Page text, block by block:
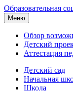
Образовательная
Меню
Обзор
Детский
Аттестация
Детский сад
Начальная
Школа